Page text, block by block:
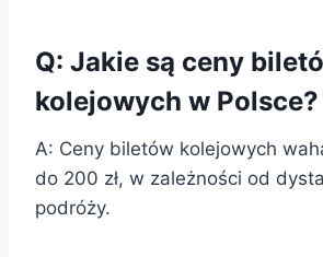
Q: Jakie są ceny
kolejowych w Polsce?
A: Ceny biletów kolejowych
do 200 zł, w zależności od
podróży.